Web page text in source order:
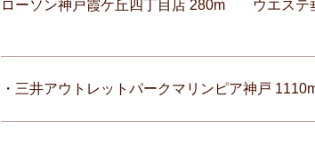
ローソン神戸霞ケ丘四丁目店 280m ウエステ
・三井アウトレットパークマリンピア神戸